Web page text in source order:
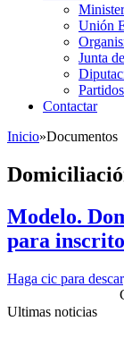
Unión
Junta
Contactar
Inicio»Documentos
Modelo.
para
Haga cic para
Ultimas noticias